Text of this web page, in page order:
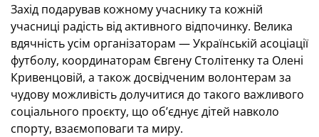
Захід подарував кожному учаснику та кожній
учасниці радість від активного відпочинку. Велика
вдячність усім організаторам — Українській асоціації
футболу, координаторам Євгену Столітенку та Олені
Кривенцовій, а також досвідченим волонтерам за
чудову можливість долучитися до такого важливого
соціального проєкту, що об’єднує дітей навколо
спорту, взаємоповаги та миру.